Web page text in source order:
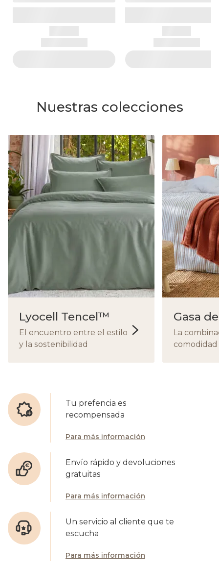
Nuestras colecciones
Lyocell Tencel™
El encuentro entre el estilo
y la sostenibilidad
Gasa
La
Tu prefencia es
recompensada
Para más información
Envío rápido y devoluciones
gratuitas
Para más información
Un servicio al cliente que te
escucha
Para más información